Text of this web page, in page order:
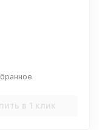
в 1 клик